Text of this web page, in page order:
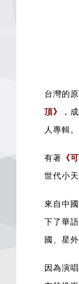
台灣的
頂》 ，
人專輯。
有著 《
世代小
來自中
下了華
國、星
因為演